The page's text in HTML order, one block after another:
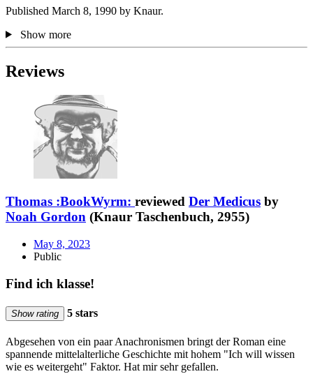
Published March 8, 1990 by Knaur.
Show more
Reviews
Thomas :BookWyrm: reviewed Der Medicus by
Noah Gordon (Knaur Taschenbuch, 2955)
May 8, 2023
Public
Find ich klasse!
Show rating 5 stars
Abgesehen von ein paar Anachronismen bringt der Roman eine
spannende mittelalterliche Geschichte mit hohem "Ich will wissen
wie es weitergeht" Faktor. Hat mir sehr gefallen.